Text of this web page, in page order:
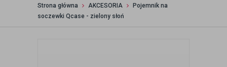
Strona główna AKCESORIA
Pojemnik na
soczewki Qcase - zielony słoń